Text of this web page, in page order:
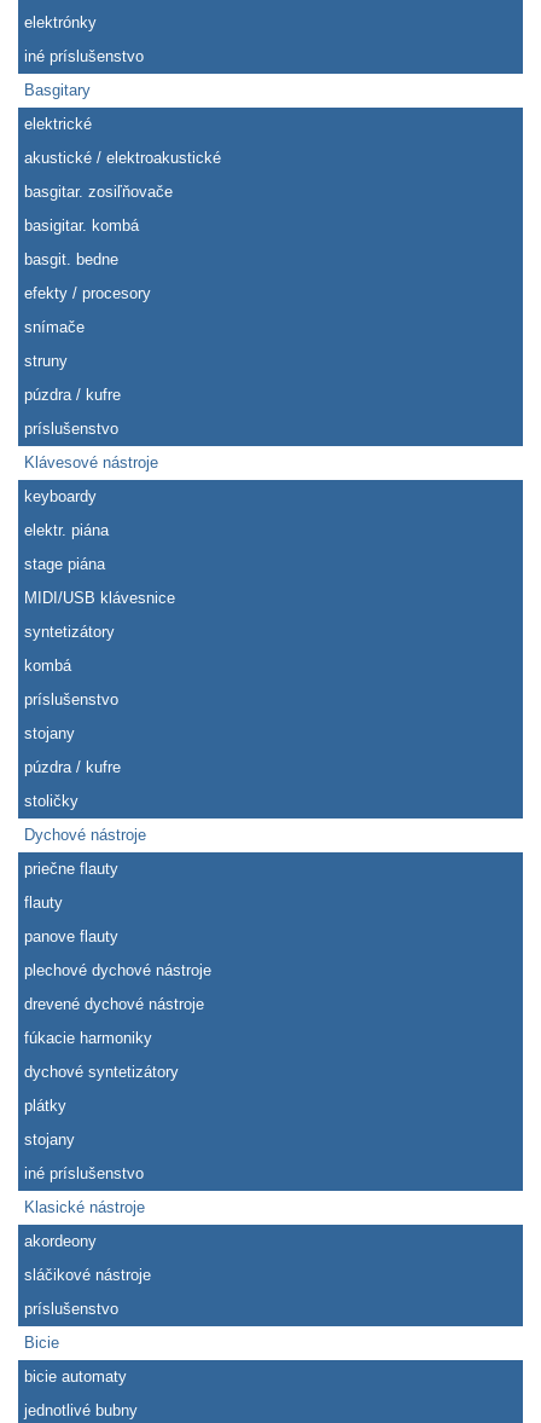
elektrónky
iné príslušenstvo
Basgitary
elektrické
akustické / elektroakustické
basgitar. zosiľňovače
basigitar. kombá
basgit. bedne
efekty / procesory
snímače
struny
púzdra / kufre
príslušenstvo
Klávesové nástroje
keyboardy
elektr. piána
stage piána
MIDI/USB klávesnice
syntetizátory
kombá
príslušenstvo
stojany
púzdra / kufre
stoličky
Dychové nástroje
priečne flauty
flauty
panove flauty
plechové dychové nástroje
drevené dychové nástroje
fúkacie harmoniky
dychové syntetizátory
plátky
stojany
iné príslušenstvo
Klasické nástroje
akordeony
sláčikové nástroje
príslušenstvo
Bicie
bicie automaty
jednotlivé bubny